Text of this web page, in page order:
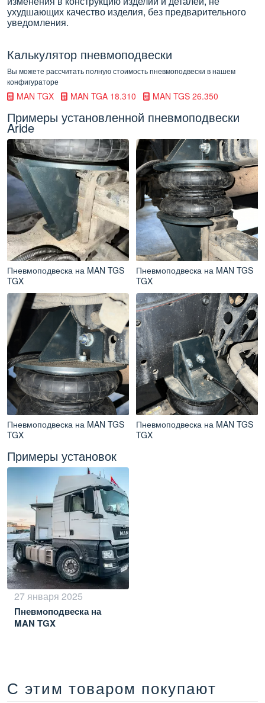
ухудшающих качество изделия, без предварительного
уведомления.
Калькулятор пневмоподвески
Вы можете рассчитать полную стоимость пневмоподвески в нашем
конфигураторе
MAN TGX MAN TGA 18.310 MAN TGS 26.350
Примеры установленной пневмоподвески
Aride
Пневмоподвеска на MAN TGS
TGX
Пневмоподвеска на MAN TGS
TGX
Пневмоподвеска на MAN TGS
TGX
Пневмоподвеска на MAN TGS
TGX
Примеры установок
27 января 2025
Пневмоподвеска на
MAN TGX
С этим товаром покупают